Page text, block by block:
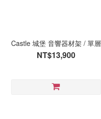
Castle 城堡 音響器材架 / 單層
NT$13,900